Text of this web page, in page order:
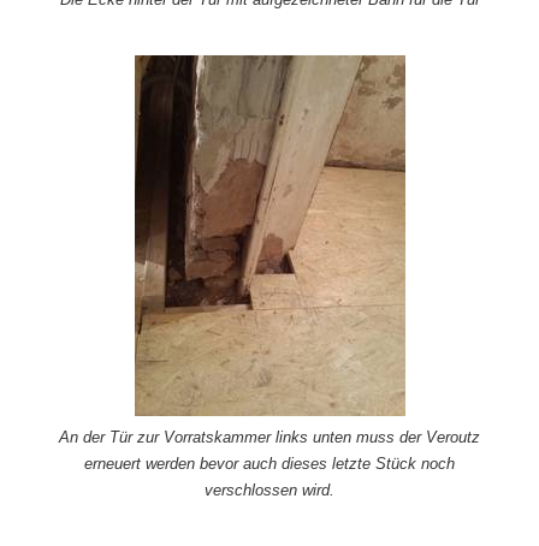
An der Tür zur Vorratskammer links unten muss der Veroutz
erneuert werden bevor auch dieses letzte Stück noch
verschlossen wird.